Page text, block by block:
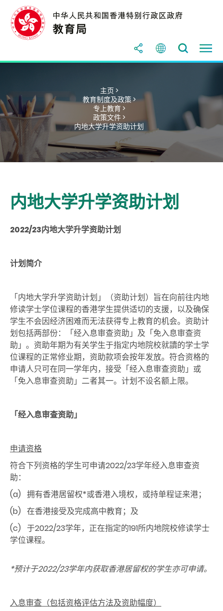
主页 >
教育制度及政策 >
专上教育 >
政策文件 >
内地大学升学资助计划
内地大学升学资助计划
2022/23内地大学升学资助计划
计划简介
「内地大学升学资助计划」（资助计划）旨在向前往内地
修读学士学位课程的香港学生提供适切的支援，以及确保
学生不会因经济困难而无法获得专上教育的机会。资助计
划包括两部份：「经入息审查资助」及「免入息审查资
助」。资助年期为有关学生于指定内地院校就讀的学士学
位课程的正常修业期，资助款项会按年发放。符合资格的
申请人只可在同一学年内，接受「经入息审查资助」或
「免入息审查资助」二者其一。计划不设名额上限。
「经入息审查资助」
申请资格
符合下列资格的学生可申请2022/23学年经入息审查资
助：
(a) 拥有香港居留权*或香港入境权，或持单程证来港；
(b) 在香港接受及完成高中教育；及
(c) 于2022/23学年，正在指定的191所内地院校修读学士
学位课程。
*预计于2022/23学年内获取香港居留权的学生亦可申请。
入息审查（包括资格评估方法及资助幅度）